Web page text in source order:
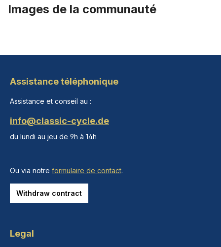
Images de la communauté
Assistance téléphonique
Assistance et conseil au :
info@classic-cycle.de
du lundi au jeu de 9h à 14h
Ou via notre formulaire de contact.
Withdraw contract
Legal